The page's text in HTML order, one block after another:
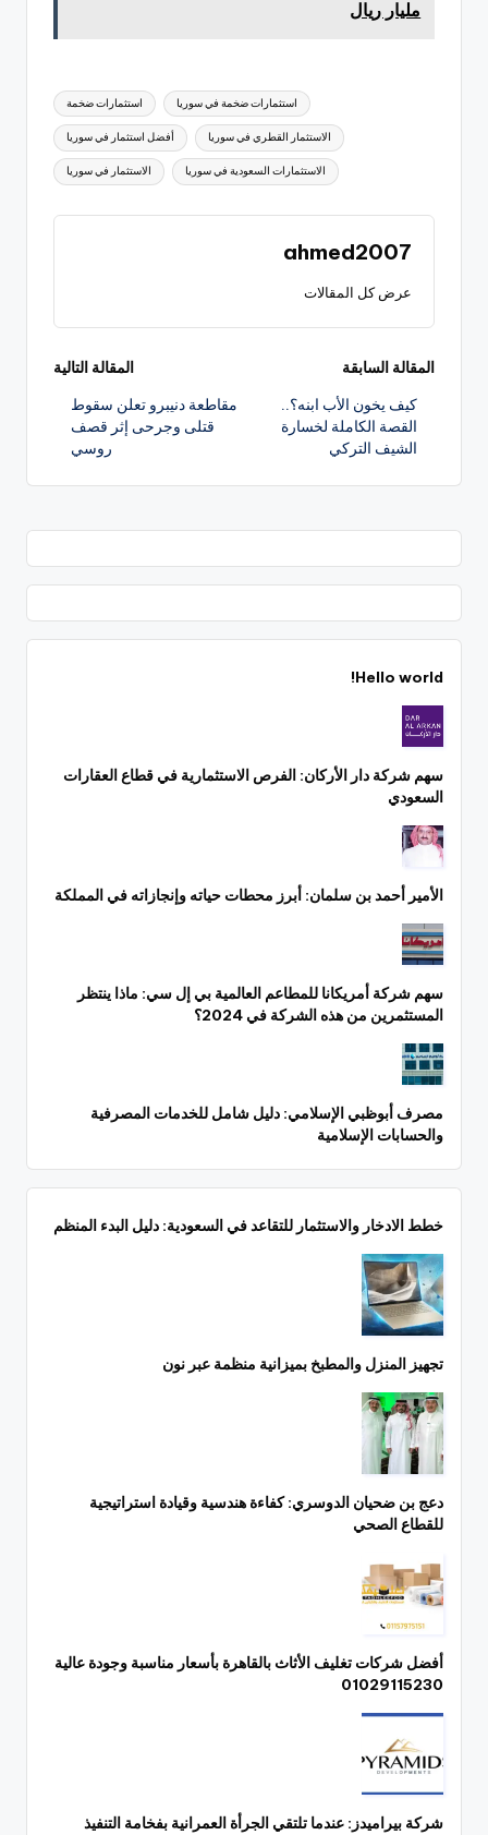
مليار ريال
استثمارات ضخمة استثمارات ضخمة في سوريا
أفضل استثمار في سوريا الاستثمار القطري في سوريا
الاستثمار في سوريا الاستثمارات السعودية في سوريا
ahmed2007
عرض كل المقالات
تصفّح
المقالات
المقالة السابقة
كيف يخون الأب ابنه؟..
القصة الكاملة لخسارة
الشيف التركي
المقالة التالية
مقاطعة دنيبرو تعلن سقوط
قتلى وجرحى إثر قصف
روسي
Hello world!
سهم شركة دار الأركان: الفرص الاستثمارية في قطاع العقارات
السعودي
الأمير أحمد بن سلمان: أبرز محطات حياته وإنجازاته في المملكة
سهم شركة أمريكانا للمطاعم العالمية بي إل سي: ماذا ينتظر
المستثمرين من هذه الشركة في 2024؟
مصرف أبوظبي الإسلامي: دليل شامل للخدمات المصرفية
والحسابات الإسلامية
خطط الادخار والاستثمار للتقاعد في السعودية: دليل البدء المنظم
تجهيز المنزل والمطبخ بميزانية منظمة عبر نون
دعج بن ضحيان الدوسري: كفاءة هندسية وقيادة استراتيجية
للقطاع الصحي
أفضل شركات تغليف الأثاث بالقاهرة بأسعار مناسبة وجودة عالية
01029115230
شركة بيراميدز: عندما تلتقي الجرأة العمرانية بفخامة التنفيذ